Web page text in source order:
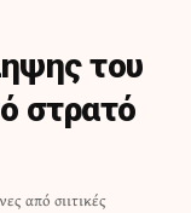
του
στρατό
από σιιτικές